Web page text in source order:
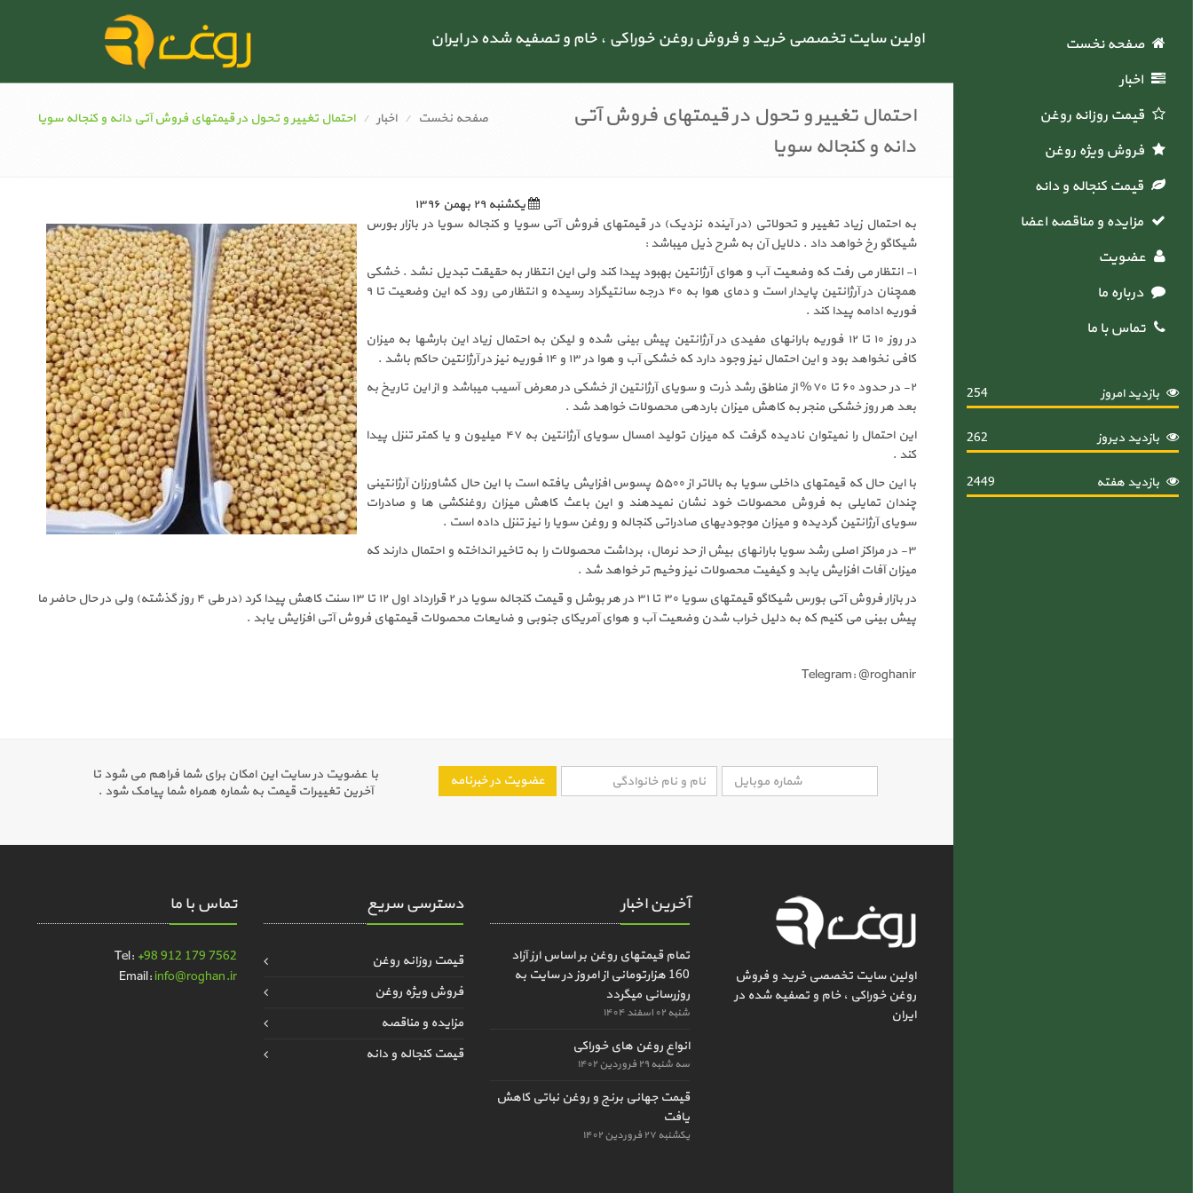
اولین سایت تخصصی خرید و فروش روغن خوراکی ، خام و تصفیه شده در ایران
صفحه نخست
اخبار
قیمت روزانه روغن
فروش ویژه روغن
قیمت کنجاله و دانه
مزایده و مناقصه اعضاء
عضویت
درباره ما
تماس با ما
بازدید امروز 254
بازدید دیروز 262
بازدید هفته 2449
احتمال تغییر و تحول در قیمتهای فروش آتی
دانه و کنجاله سویا
صفحه نخست اخبار احتمال تغییر و تحول در قیمتهای فروش آتی دانه و کنجاله سویا
یکشنبه ۲۹ بهمن ۱۳۹۶
به احتمال زیاد تغییر و تحولاتی (در آینده نزدیک) در قیمتهای فروش آتی سویا و کنجاله سویا در بازار بورس
شیکاگو رخ خواهد داد . دلایل آن به شرح ذیل میباشد :
۱- انتظار می رفت که وضعیت آب و هوای آرژانتین بهبود پیدا کند ولی این انتظار به حقیقت تبدیل نشد . خشکی
همچنان در آرژانتین پایدار است و دمای هوا به ۴۰ درجه سانتیگراد رسیده و انتظار می رود که این وضعیت تا ۹
فوریه ادامه پیدا کند .
در روز ۱۰ تا ۱۲ فوریه بارانهای مفیدی در آرژانتین پیش بینی شده و لیکن به احتمال زیاد این بارشها به میزان
کافی نخواهد بود و این احتمال نیز وجود دارد که خشکی آب و هوا در ۱۳ و ۱۴ فوریه نیز در آرژانتین حاکم باشد .
۲- در حدود ۶۰ تا ۷۰% از مناطق رشد ذرت و سویای آرژانتین از خشکی در معرض آسیب میباشد و از این تاریخ به
بعد هر روز خشکی منجر به کاهش میزان باردهی محصولات خواهد شد .
این احتمال را نمیتوان نادیده گرفت که میزان تولید امسال سویای آرژانتین به ۴۷ میلیون و یا کمتر تنزل پیدا
کند .
با این حال که قیمتهای داخلی سویا به بالاتر از ۵۵۰۰ پسوس افزایش یافته است با این حال کشاورزان آرژانتینی
چندان تمایلی به فروش محصولات خود نشان نمیدهند و این باعث کاهش میزان روغنکشی ها و صادرات
سویای آرژانتین گردیده و میزان موجودیهای صادراتی کنجاله و روغن سویا را نیز تنزل داده است .
۳- در مراکز اصلی رشد سویا بارانهای بیش از حد نرمال، برداشت محصولات را به تاخیر انداخته و احتمال دارند که
میزان آفات افزایش یابد و کیفیت محصولات نیز وخیم تر خواهد شد .
در بازار فروش آتی بورس شیکاگو قیمتهای سویا ۳۰ تا ۳۱ در هر بوشل و قیمت کنجاله سویا در ۲ قرارداد اول ۱۲ تا ۱۳ سنت کاهش پیدا کرد (در طی ۴ روز گذشته) ولی در حال حاضر ما
پیش بینی می کنیم که به دلیل خراب شدن وضعیت آب و هوای آمریکای جنوبی و ضایعات محصولات قیمتهای فروش آتی افزایش یابد .
Telegram: @roghanir
عضویت در خبرنامه
با عضویت در سایت این امکان برای شما فراهم می شود تا
آخرین تغییرات قیمت به شماره همراه شما پیامک شود .
اولین سایت تخصصی خرید و فروش
روغن خوراکی ، خام و تصفیه شده در
ایران
آخرین اخبار
تمام قیمتهای روغن بر اساس ارز آزاد
160 هزارتومانی از امروز در سایت به
روزرسانی میگردد
شنبه ۰۲ اسفند ۱۴۰۴
انواع روغن های خوراکی
سه شنبه ۲۹ فروردین ۱۴۰۲
قیمت جهانی برنج و روغن نباتی کاهش
یافت
یکشنبه ۲۷ فروردین ۱۴۰۲
دسترسی سریع
قیمت روزانه روغن
فروش ویژه روغن
مزایده و مناقصه
قیمت کنجاله و دانه
تماس با ما
Tel: +98 912 179 7562
Email:info@roghan.ir